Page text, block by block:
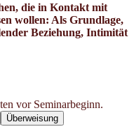
die in Kontakt mit
wollen: Als Grundlage,
Beziehung, Intimität
vor Seminarbeginn.
Überweisung